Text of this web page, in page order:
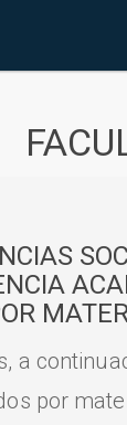
a
por